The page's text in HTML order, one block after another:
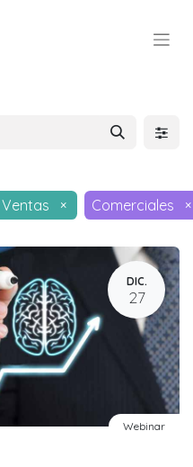
Ventas
× Comerciales ×
DIC.
27
Webinar